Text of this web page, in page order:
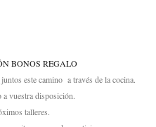
BONOS REGALO
este camino a través de la cocina.
a vuestra disposición.
talleres.